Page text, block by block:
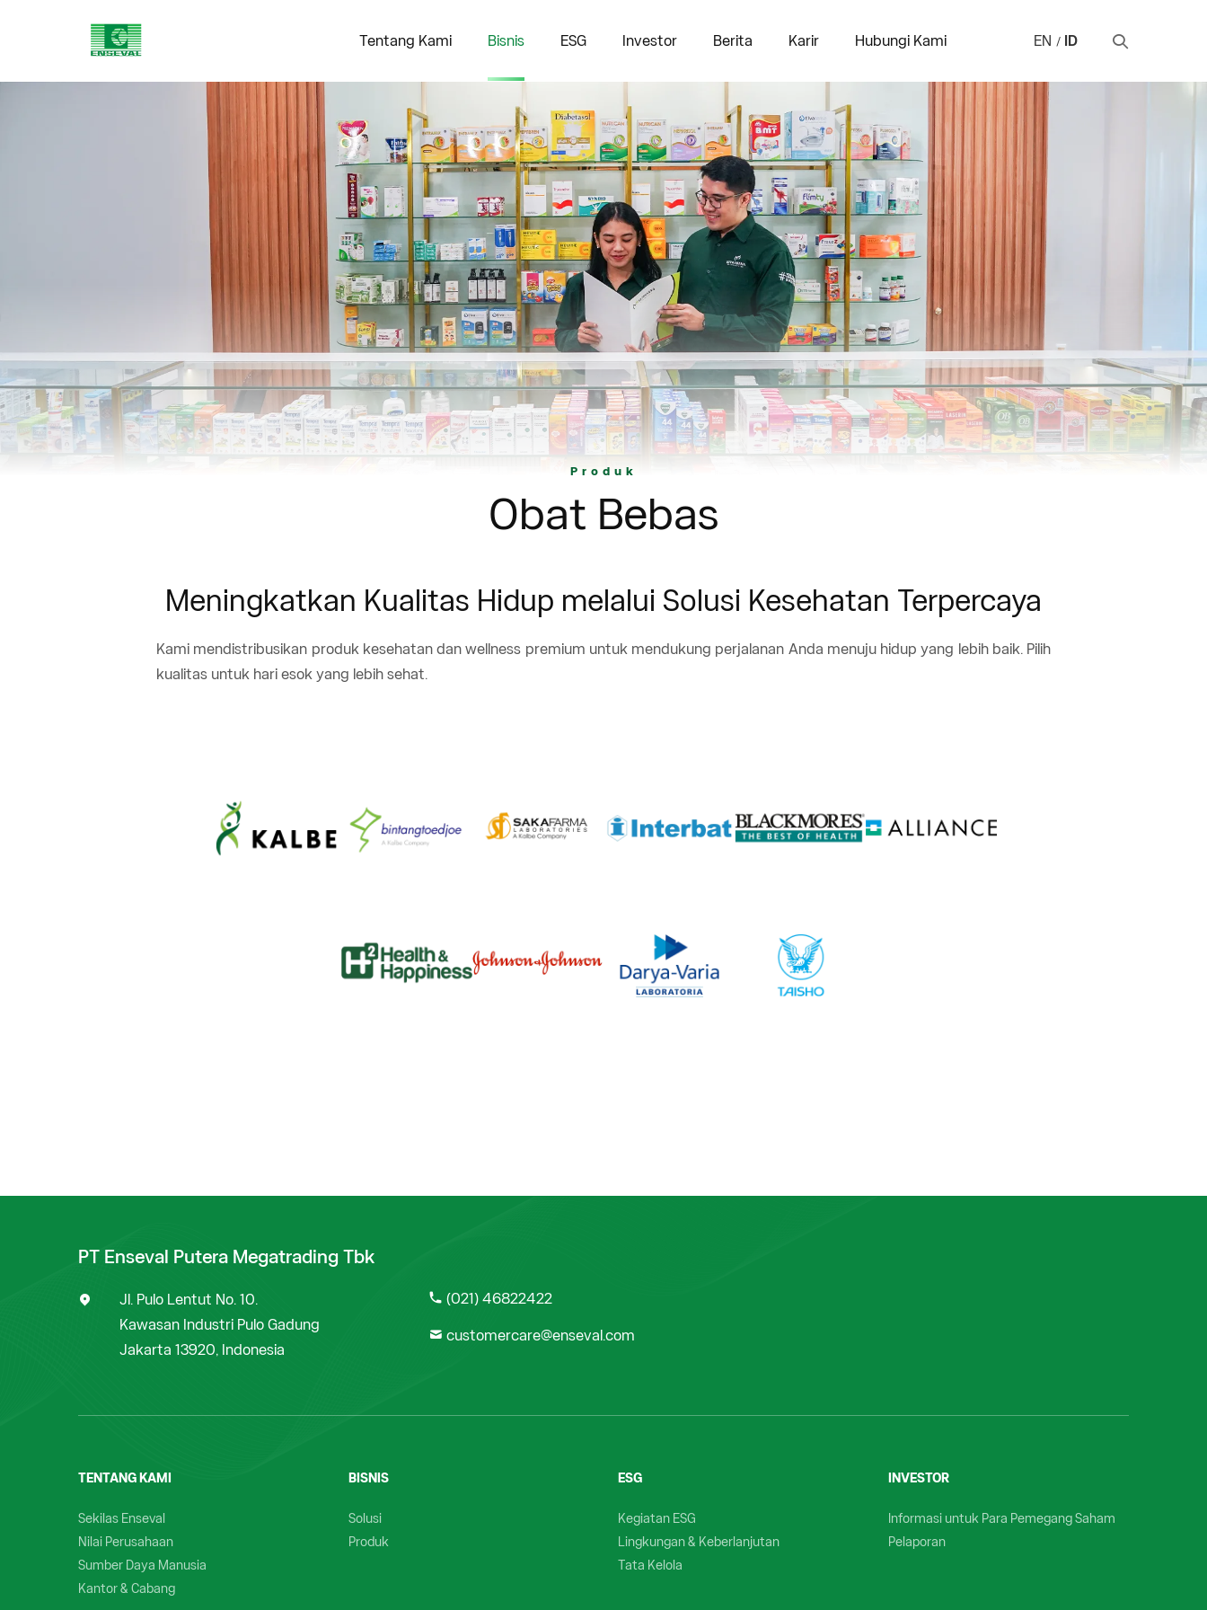
Tentang Kami Bisnis ESG Investor Berita Karir Hubungi Kami EN ID
Produk
Obat Bebas
Meningkatkan Kualitas Hidup melalui Solusi Kesehatan Terpercaya
Kami mendistribusikan produk kesehatan dan wellness premium untuk mendukung perjalanan Anda menuju hidup yang lebih baik. Pilih
kualitas untuk hari esok yang lebih sehat.
PT Enseval Putera Megatrading Tbk
Jl. Pulo Lentut No. 10.
Kawasan Industri Pulo Gadung
Jakarta 13920, Indonesia
(021) 46822422
customercare@enseval.com
TENTANG KAMI
Sekilas Enseval
Nilai Perusahaan
Sumber Daya Manusia
Kantor & Cabang
BISNIS
Solusi
Produk
ESG
Kegiatan ESG
Lingkungan & Keberlanjutan
Tata Kelola
INVESTOR
Informasi untuk Para Pemegang Saham
Pelaporan